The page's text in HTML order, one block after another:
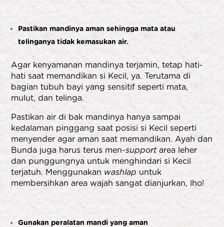
Pastikan mandinya aman sehingga mata atau
telinganya tidak kemasukan air.
Agar kenyamanan mandinya terjamin, tetap hati-
hati saat memandikan si Kecil, ya. Terutama di
bagian tubuh bayi yang sensitif seperti mata,
mulut, dan telinga.
Pastikan air di bak mandinya hanya sampai
kedalaman pinggang saat posisi si Kecil seperti
menyender agar aman saat memandikan. Ayah dan
Bunda juga harus terus men-supportarea leher
dan punggungnya untuk menghindari si Kecil
terjatuh. Menggunakan washlap untuk
membersihkan area wajah sangat dianjurkan, lho!
Gunakan peralatan mandi yang aman